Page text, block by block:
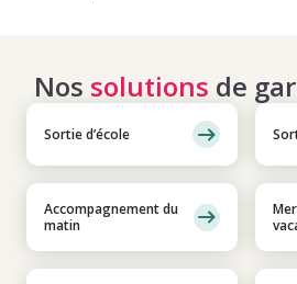
Nos solutions de
Sortie d’école
Accompagnement du
matin